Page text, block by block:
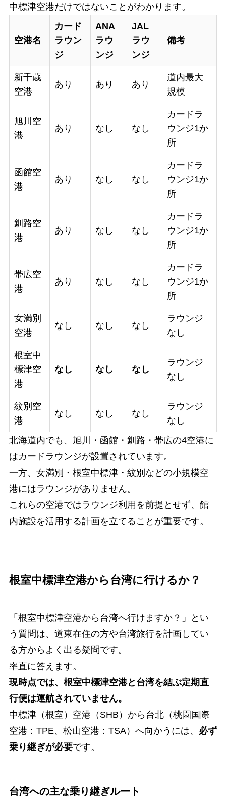
中標津空港だけではないことがわかります。
空港名
カード
ラウン
ジ
ANA
ラウ
ンジ
JAL
ラウ
ンジ
備考
新千歳
空港
あり あり あり
道内最大
規模
旭川空
港
あり なし なし
カードラ
ウンジ1か
所
函館空
港
あり なし なし
カードラ
ウンジ1か
所
釧路空
港
あり なし なし
カードラ
ウンジ1か
所
帯広空
港
あり なし なし
カードラ
ウンジ1か
所
女満別
空港
なし なし なし
ラウンジ
なし
根室中
標津空
港
なし なし なし
ラウンジ
なし
紋別空
港
なし なし なし
ラウンジ
なし
北海道内でも、旭川・函館・釧路・帯広の4空港に
はカードラウンジが設置されています。
一方、女満別・根室中標津・紋別などの小規模空
港にはラウンジがありません。
これらの空港ではラウンジ利用を前提とせず、館
内施設を活用する計画を立てることが重要です。
根室中標津空港から台湾に行けるか？
「根室中標津空港から台湾へ行けますか？」とい
う質問は、道東在住の方や台湾旅行を計画してい
る方からよく出る疑問です。
率直に答えます。
現時点では、根室中標津空港と台湾を結ぶ定期直
行便は運航されていません。
中標津（根室）空港（SHB）から台北（桃園国際
空港：TPE、松山空港：TSA）へ向かうには、 必ず
乗り継ぎが必要です。
台湾への主な乗り継ぎルート